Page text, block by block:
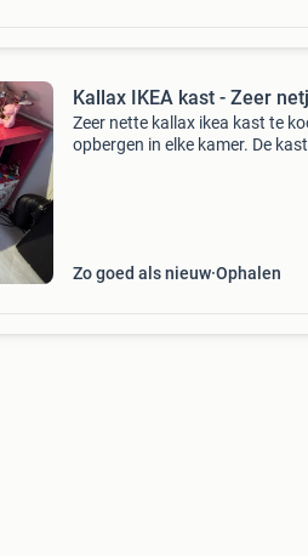
Kallax IKEA kast - Zeer
Zeer nette kallax ikea kast te
opbergen in elke kamer. De
Zo goed als nieuw Ophalen